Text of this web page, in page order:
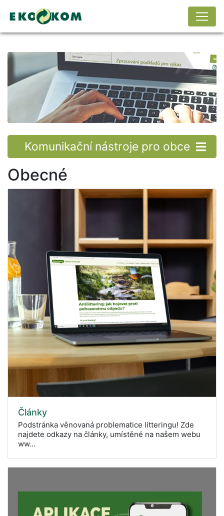
Komunikační nástroje pro obce
Obecné
Články
Podstránka věnovaná problematice litteringu! Zde
najdete odkazy na články, umístěné na našem webu
ww...